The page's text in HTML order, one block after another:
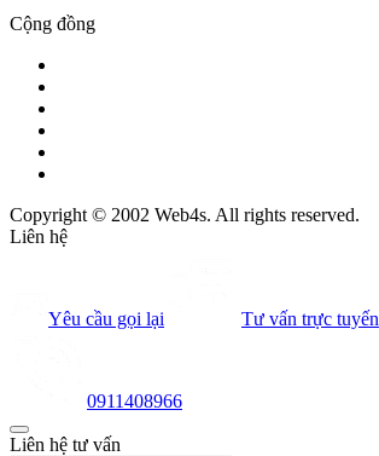
Cộng đồng
Copyright © 2002 Web4s. All rights reserved.
Liên hệ
Yêu cầu gọi lại Tư vấn trực tuyến
0911408966
Liên hệ tư vấn